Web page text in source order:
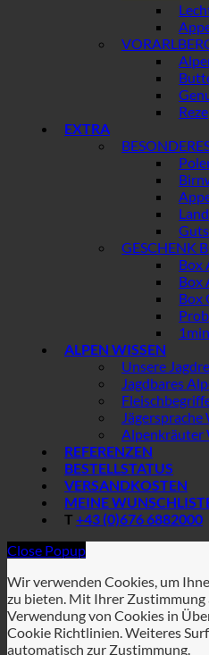
EXTRA
GESCHENK
Box
Box
Box
ALPEN WISSEN
Unsere
Jagdbares
Jägersprache
Alpenkräuter
REFERENZEN
BESTELLSTATUS
VERSANDKOSTEN
MEINE
T +43 (0)676 6882000
Close Popup
Wir verwenden Cookies, um
zu bieten. Mit Ihrer Zustimmung
Verwendung von Cookies in
Cookie Richtlinien. Weiteres
automatisch zur Zustimmung.